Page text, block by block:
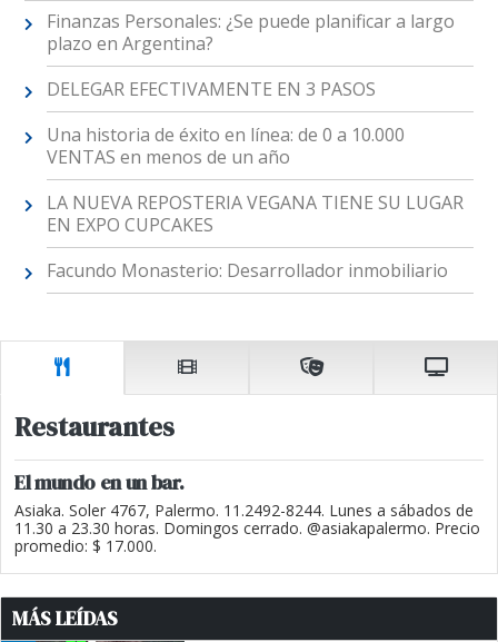
Finanzas Personales: ¿Se puede planificar a largo
plazo en Argentina?
DELEGAR EFECTIVAMENTE EN 3 PASOS
Una historia de éxito en línea: de 0 a 10.000
VENTAS en menos de un año
LA NUEVA REPOSTERIA VEGANA TIENE SU LUGAR
EN EXPO CUPCAKES
Facundo Monasterio: Desarrollador inmobiliario
Restaurantes
El mundo en un bar.
Asiaka. Soler 4767, Palermo. 11.2492-8244. Lunes a sábados de
11.30 a 23.30 horas. Domingos cerrado. @asiakapalermo. Precio
promedio: $ 17.000.
MÁS LEÍDAS